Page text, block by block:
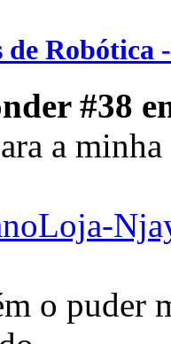
de Robótica
#38
a
o puder